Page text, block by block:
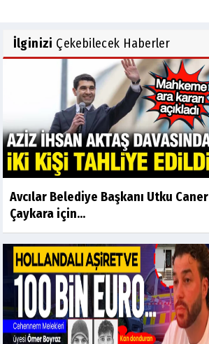
İlginizi Çekebilecek Haberler
Avcılar Belediye Başkanı Utku Caner
Çaykara için...